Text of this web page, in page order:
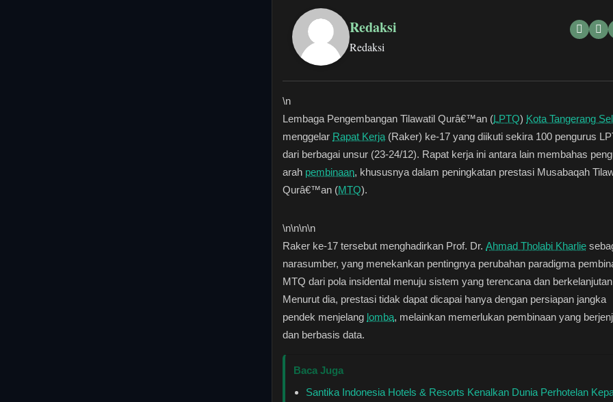
Redaksi
Redaksi
\n
Lembaga Pengembangan Tilawatil Qurâ€™an (LPTQ) Kota Tangerang
menggelar Rapat Kerja (Raker) ke-17 yang diikuti sekira 100 pengurus
dari berbagai unsur (23-24/12). Rapat kerja ini antara lain membahas
arah pembinaan, khususnya dalam peningkatan prestasi Musabaqah
Qurâ€™an (MTQ).
\n\n\n\n
Raker ke-17 tersebut menghadirkan Prof. Dr. Ahmad Tholabi Kharlie
narasumber, yang menekankan pentingnya perubahan paradigma
MTQ dari pola insidental menuju sistem yang terencana dan
Menurut dia, prestasi tidak dapat dicapai hanya dengan persiapan jangka
pendek menjelang lomba, melainkan memerlukan pembinaan yang
dan berbasis data.
Baca Juga
Santika Indonesia Hotels & Resorts Kenalkan Dunia Perhotelan